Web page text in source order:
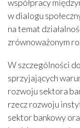
współpracy
w dialogu
na temat
zrównoważonym
W szczególności
sprzyjających
rozwoju sektora
rzecz rozwoju
sektor bankowy